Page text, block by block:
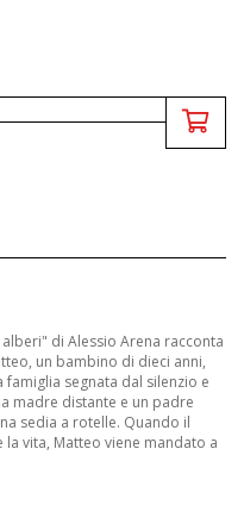
di Alessio Arena racconta
un bambino di dieci anni,
famiglia segnata dal silenzio e
madre distante e un padre
sedia a rotelle. Quando il
la vita, Matteo viene mandato a